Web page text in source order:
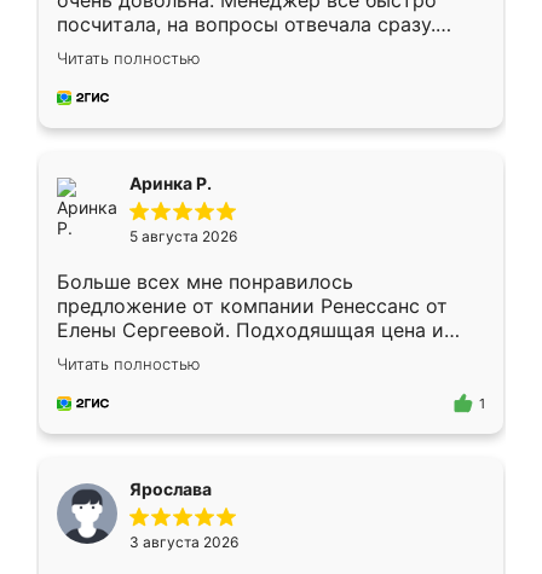
посчитала, на вопросы отвечала сразу.
Замерщик приехал в субботу, подошёл к
делу со всей ответственностью. Собрали
за день, ребята работали аккуратно, даже
Читать полностью
Аринка Р.
5 августа 2026
Больше всех мне понравилось
предложение от компании Ренессанс от
Елены Сергеевой. Подходяшщая цена и
короткие сроки изготовления. Приехавший
для замера сотрудник Владислав
предложил по моему эскизу самый
Читать полностью
1
Ярослава
3 августа 2026